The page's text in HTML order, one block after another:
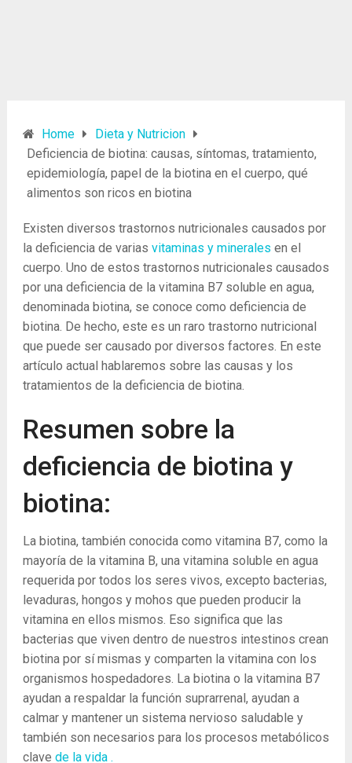
Home
Dieta y Nutricion
Deficiencia de biotina: causas, síntomas, tratamiento,
epidemiología, papel de la biotina en el cuerpo, qué
alimentos son ricos en biotina
Existen diversos trastornos nutricionales causados ​​por
la deficiencia de varias vitaminas y minerales en el
cuerpo. Uno de estos trastornos nutricionales causados
​​por una deficiencia de la vitamina B7 soluble en agua,
denominada biotina, se conoce como deficiencia de
biotina. De hecho, este es un raro trastorno nutricional
que puede ser causado por diversos factores. En este
artículo actual hablaremos sobre las causas y los
tratamientos de la deficiencia de biotina.
Resumen sobre la
deficiencia de biotina y
biotina:
La biotina, también conocida como vitamina B7, como la
mayoría de la vitamina B, una vitamina soluble en agua
requerida por todos los seres vivos, excepto bacterias,
levaduras, hongos y mohos que pueden producir la
vitamina en ellos mismos. Eso significa que las
bacterias que viven dentro de nuestros intestinos crean
biotina por sí mismas y comparten la vitamina con los
organismos hospedadores. La biotina o la vitamina B7
ayudan a respaldar la función suprarrenal, ayudan a
calmar y mantener un sistema nervioso saludable y
también son necesarios para los procesos metabólicos
clave de la vida .